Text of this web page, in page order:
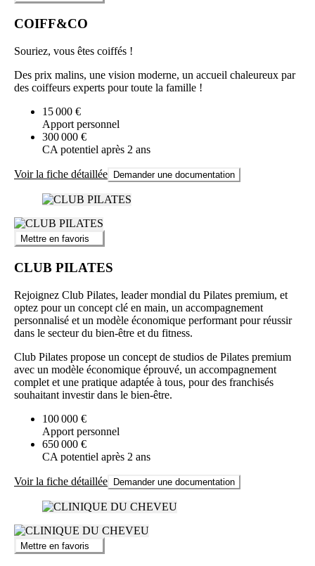
COIFF&CO
Souriez, vous êtes coiffés !
Des prix malins, une vision moderne, un accueil chaleureux par
des coiffeurs experts pour toute la famille !
15 000 €
Apport personnel
300 000 €
CA potentiel après 2 ans
Voir la fiche détaillée Demander une documentation
Mettre en favoris
CLUB PILATES
Rejoignez Club Pilates, leader mondial du Pilates premium, et
optez pour un concept clé en main, un accompagnement
personnalisé et un modèle économique performant pour réussir
dans le secteur du bien-être et du fitness.
Club Pilates propose un concept de studios de Pilates premium
avec un modèle économique éprouvé, un accompagnement
complet et une pratique adaptée à tous, pour des franchisés
souhaitant investir dans le bien-être.
100 000 €
Apport personnel
650 000 €
CA potentiel après 2 ans
Voir la fiche détaillée Demander une documentation
Mettre en favoris